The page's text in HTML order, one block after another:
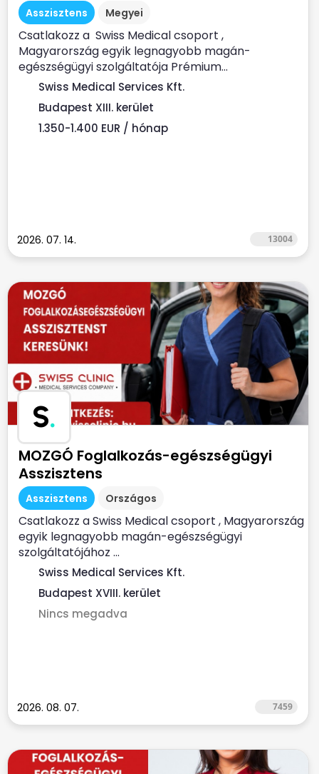
Asszisztens Megyei
Csatlakozz a Swiss Medical csoport ,
Magyarország egyik legnagyobb magán-
egészségügyi szolgáltatója Prémium...
Swiss Medical Services Kft.
Budapest XIII. kerület
1.350-1.400 EUR / hónap
2026. 07. 14. 13004
S.
MOZGÓ Foglalkozás-egészségügyi
Asszisztens
Asszisztens Országos
Csatlakozz a Swiss Medical csoport , Magyarország
egyik legnagyobb magán-egészségügyi
szolgáltatójához ...
Swiss Medical Services Kft.
Budapest XVIII. kerület
Nincs megadva
2026. 08. 07. 7459